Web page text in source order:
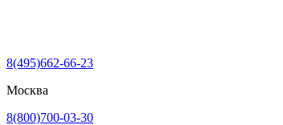
8(495)662-66-23
Москва
8(800)700-03-30